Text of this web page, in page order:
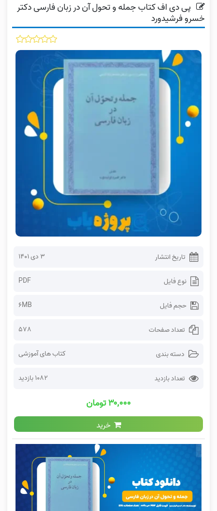
پی دی اف کتاب جمله و تحول آن در زبان فارسی دکتر
خسرو فرشیدورد
تاریخ انتشار ۳ دی ۱۴۰۱
نوع فایل PDF
حجم فایل 6MB
تعداد صفحات 578
دسته بندی کتاب های آموزشی
تعداد بازدید 1082 بازدید
۳۰,۰۰۰ تومان
خرید